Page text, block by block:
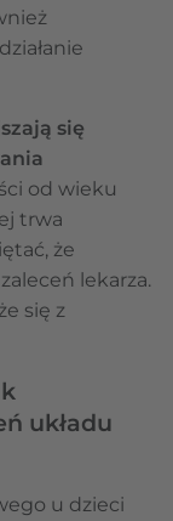
się
od wieku
trwa
że
lekarza.
się z
układu
u dzieci